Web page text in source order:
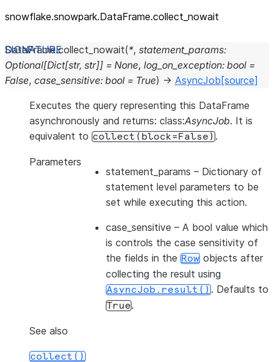
snowflake.snowpark.DataFrame.collect_ nowait
DataFrame.collect_nowait(*, statement_params:
Optional[Dict[str, str]] = None, log_on_exception: bool =
False, case_sensitive: bool = True) → AsyncJob [source]
Executes the query representing this DataFrame
asynchronously and returns: class:AsyncJob. It is
equivalent to collect(block=False).
Parameters
statement_params – Dictionary of
statement level parameters to be
set while executing this action.
case_sensitive – A bool value which
is controls the case sensitivity of
the fields in the Row objects after
collecting the result using
AsyncJob.result(). Defaults to
True.
See also
collect()